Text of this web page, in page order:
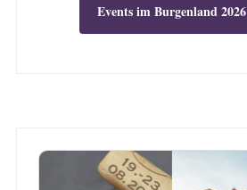
Events im Burgenland 2026